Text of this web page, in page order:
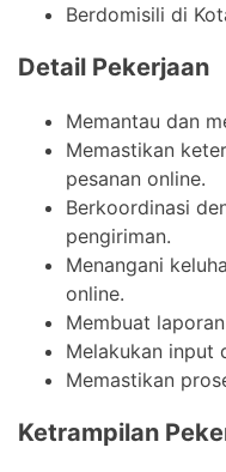
Berdomisili di
Detail Pekerjaan
Memantau dan
Memastikan
pesanan online.
Berkoordinasi
pengiriman.
Menangani
online.
Membuat
Melakukan input
Memastikan
Ketrampilan